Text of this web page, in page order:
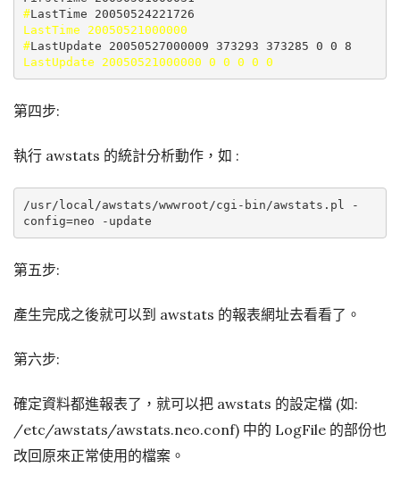
#
LastTime 20050521000000
#
LastUpdate 20050521000000 0 0 0 0 0
第四步:
執行 awstats 的統計分析動作，如 :
/usr/local/awstats/wwwroot/cgi-bin/awstats.pl -
第五步:
產生完成之後就可以到 awstats 的報表網址去看看了。
第六步:
確定資料都進報表了，就可以把 awstats 的設定檔 (如:
/etc/awstats/awstats.neo.conf) 中的 LogFile 的部份也
改回原來正常使用的檔案。